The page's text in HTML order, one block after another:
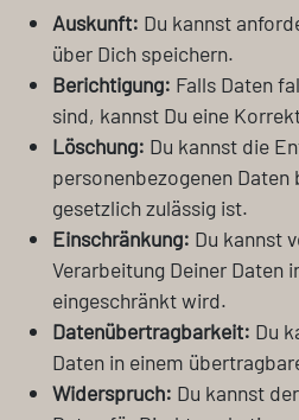
Auskunft: Du kannst
über Dich speichern.
Berichtigung: Falls Daten
sind, kannst Du eine
Löschung: Du kannst die
personenbezogenen
gesetzlich zulässig ist.
Einschränkung: Du kannst
Verarbeitung Deiner Daten
eingeschränkt wird.
Datenübertragbarkeit: Du
Daten in einem
Widerspruch: Du kannst